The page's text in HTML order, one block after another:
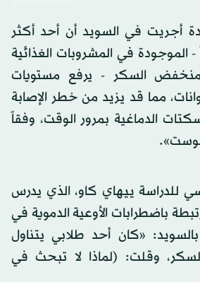
أجريت في السويد أن أحد أكثر
الموجودة في المشروبات الغذائية
منخفض السكر - يرفع مستويات
مما قد يزيد من خطر الإصابة
الدماغية بمرور الوقت، وفقاً
للدراسة ييهاي كاو، الذي يدرس
باضطرابات الأوعية الدموية في
«كان أحد طلابي يتناول
وقلت: (لماذا لا تبحث في